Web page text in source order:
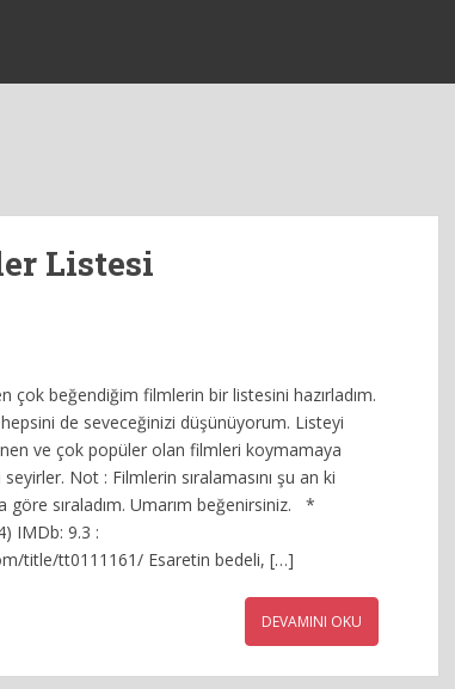
Listesi
çok beğendiğim filmlerin bir listesini hazırladım.
hepsini de seveceğinizi düşünüyorum. Listeyi
ve çok popüler olan filmleri koymamaya
Not : Filmlerin sıralamasını şu an ki
göre sıraladım. Umarım beğenirsiniz. *
IMDb: 9.3 :
title/tt0111161/ Esaretin bedeli, […]
DEVAMINI OKU